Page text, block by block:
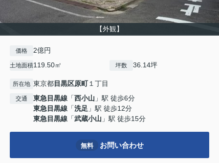
【外観】
価格 2億円
土地面積119.50㎡ 坪数 36.14坪
所在地 東京都目黒区原町１丁目
交通 東急目黒線 「西小山 」駅 徒歩6分
東急目黒線 「洗足 」駅 徒歩12分
東急目黒線 「武蔵小山 」駅 徒歩15分
無料 お問い合わせ